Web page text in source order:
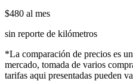
$480 al mes
sin reporte de kilómetros
*La comparación de precios es
mercado, tomada de varios
tarifas aqui presentadas pueden